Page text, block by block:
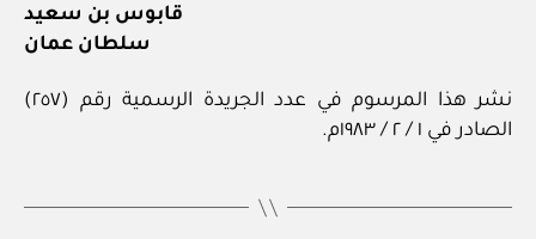
قابوس بن سعيد
سلطان عمان
نشر هذا المرسوم في عدد الجريدة الرسمية رقم (٢٥٧)
الصادر في ١ / ٢ / ١٩٨٣م.